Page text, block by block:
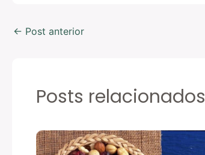
← Post anterior
Posts relacionados